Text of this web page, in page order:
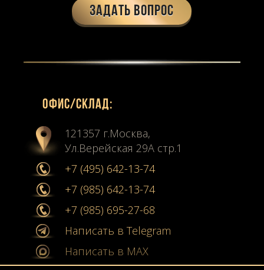
Задать вопрос
Офиc/склад:
121357 г.Москва,
Ул.Верейская 29А стр.1
+7 (495) 642-13-74
+7 (985) 642-13-74
+7 (985) 695-27-68
Написать в Telegram
Написать в MAX